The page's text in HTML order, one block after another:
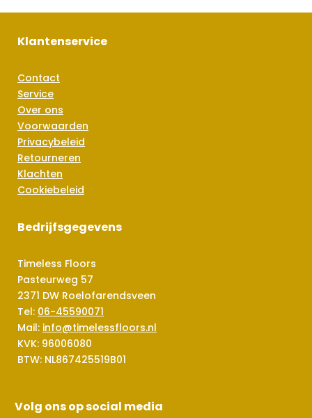
Klantenservice
Contact
Service
Over ons
Voorwaarden
Privacybeleid
Retourneren
Klachten
Cookiebeleid
Bedrijfsgegevens
Timeless Floors
Pasteurweg 57
2371 DW Roelofarendsveen
Tel: 06-45590071
Mail: info@timelessfloors.nl
KVK: 96006080
BTW: NL867425519B01
Volg ons op social media